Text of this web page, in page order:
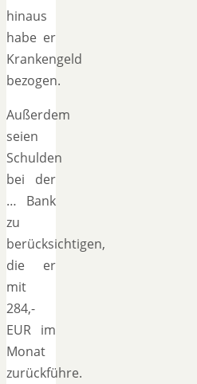
hinaus
habe er
Krankengeld
bezogen.
Außerdem
seien
Schulden
bei der
… Bank
zu
berücksichtigen,
die er
mit
284,-
EUR im
Monat
zurückführe.